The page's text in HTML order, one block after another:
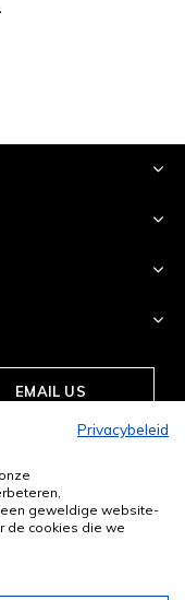
EMAIL US
-RSS-feed
Privacybeleid
geweldige website-
de cookies die we